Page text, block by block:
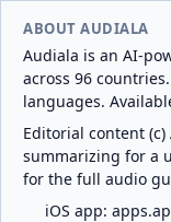
ABOUT AUDIALA
Audiala is an AI-
across 96
languages.
Editorial content
summarizing for a
for the full audio
iOS app: